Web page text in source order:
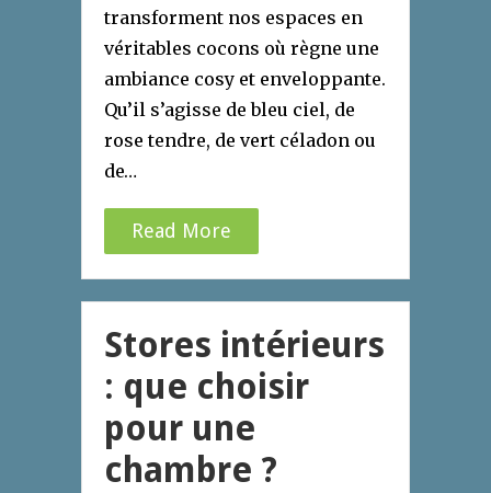
transforment nos espaces en
véritables cocons où règne une
ambiance cosy et enveloppante.
Qu’il s’agisse de bleu ciel, de
rose tendre, de vert céladon ou
de…
Read More
Stores intérieurs
: que choisir
pour une
chambre ?